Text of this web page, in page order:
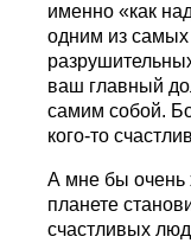
именно «как
одним из
ваш главный
самим собой.
кого-то
А мне бы очень
планете
счастливых